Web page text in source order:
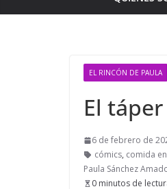
EL RINCÓN DE PAULA
El táper
6 de febrero de
cómics, comida
Paula Sánchez
0 minutos de